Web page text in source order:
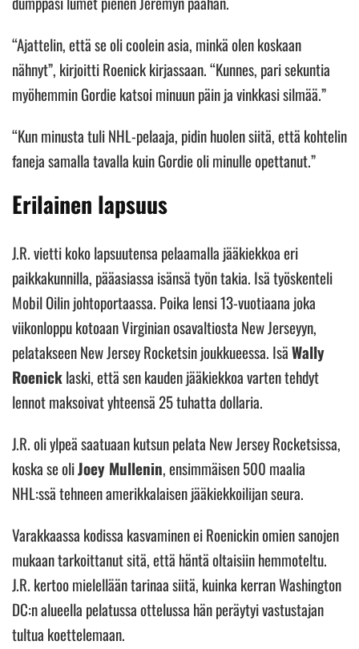
“Ajattelin, että se oli coolein asia, minkä olen koskaan
nähnyt”, kirjoitti Roenick kirjassaan. “Kunnes, pari sekuntia
myöhemmin Gordie katsoi minuun päin ja vinkkasi silmää.”
“Kun minusta tuli NHL-pelaaja, pidin huolen siitä, että kohtelin
faneja samalla tavalla kuin Gordie oli minulle opettanut.”
Erilainen lapsuus
J.R. vietti koko lapsuutensa pelaamalla jääkiekkoa eri
paikkakunnilla, pääasiassa isänsä työn takia. Isä työskenteli
Mobil Oilin johtoportaassa. Poika lensi 13-vuotiaana joka
viikonloppu kotoaan Virginian osavaltiosta New Jerseyyn,
pelatakseen New Jersey Rocketsin joukkueessa. IsäWally
Roenicklaski, että sen kauden jääkiekkoa varten tehdyt
lennot maksoivat yhteensä 25 tuhatta dollaria.
J.R. oli ylpeä saatuaan kutsun pelata New Jersey Rocketsissa,
koska se oliJoey Mullenin, ensimmäisen 500 maalia
NHL:ssä tehneen amerikkalaisen jääkiekkoilijan seura.
Varakkaassa kodissa kasvaminen ei Roenickin omien sanojen
mukaan tarkoittanut sitä, että häntä oltaisiin hemmoteltu.
J.R. kertoo mielellään tarinaa siitä, kuinka kerran Washington
DC:n alueella pelatussa ottelussa hän peräytyi vastustajan
tultua koettelemaan.